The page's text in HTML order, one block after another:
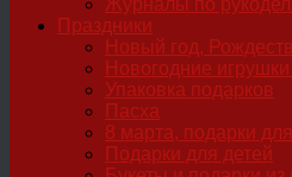
Журналы по
Праздники
Новый год,
Новогодние
Упаковка подарков
Пасха
8 марта, подарки
Подарки для детей